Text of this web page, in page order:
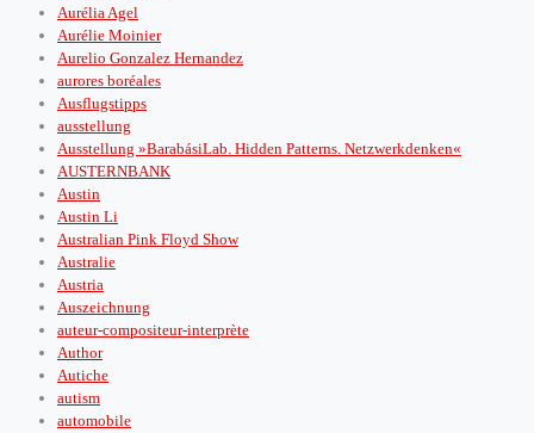
Aurélia Agel
Aurélie Moinier
Aurelio Gonzalez Hernandez
aurores boréales
Ausflugstipps
ausstellung
Ausstellung »BarabásiLab. Hidden Patterns. Netzwerkdenken«
AUSTERNBANK
Austin
Austin Li
Australian Pink Floyd Show
Australie
Austria
Auszeichnung
auteur-compositeur-interprète
Author
Autiche
autism
automobile